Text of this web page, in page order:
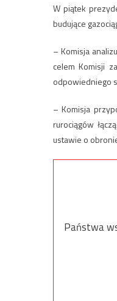
W piątek
budujące
– Komisja
celem Komisji
odpowiedniego
– Komisja
rurociągów
ustawie o
Państwa